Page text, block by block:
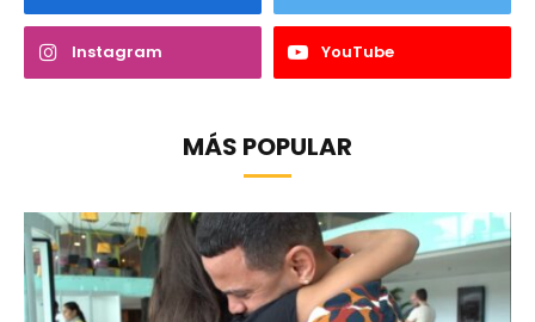
Instagram YouTube
MÁS POPULAR